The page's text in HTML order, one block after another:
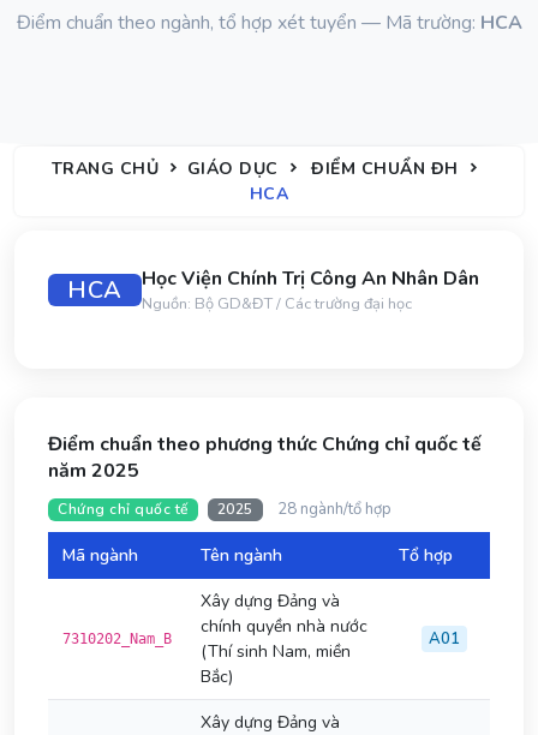
Điểm chuẩn theo ngành, tổ hợp xét tuyển — Mã trường: HCA
TRANG CHỦ GIÁO DỤC
ĐIỂM CHUẨN ĐH
HCA
HCA Học Viện Chính Trị Công An Nhân Dân
Nguồn: Bộ GD&ĐT / Các trường đại học
Điểm chuẩn theo phương thức Chứng chỉ quốc tế
năm 2025
Chứng chỉ quốc tế 2025 28 ngành/tổ hợp
Mã ngành Tên ngành Tổ hợp
7310202_Nam_B
Xây dựng Đảng và
chính quyền nhà nước
(Thí sinh Nam, miền
Bắc)
A01
Xây dựng Đảng và